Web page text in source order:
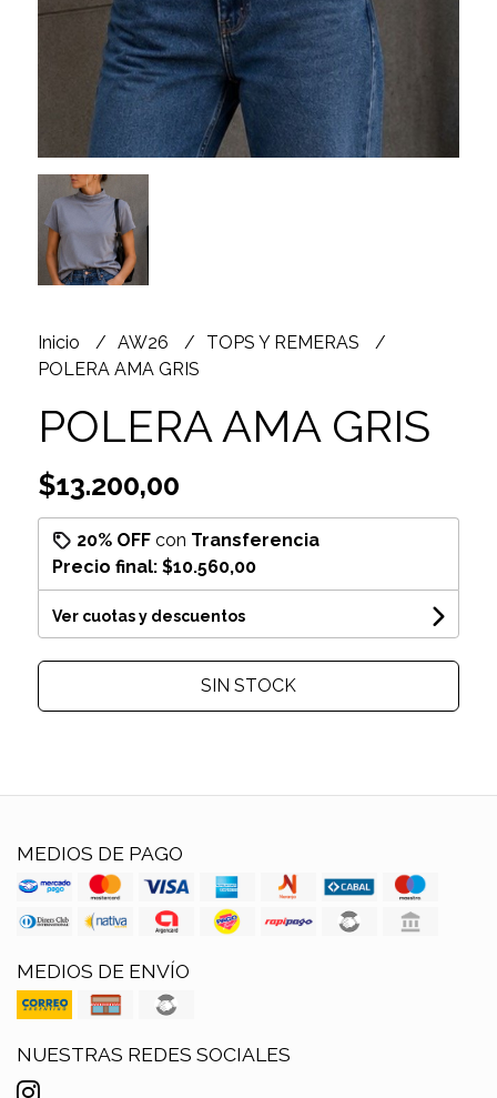
Inicio AW26
TOPS Y REMERAS
POLERA AMA GRIS
POLERA AMA GRIS
$13.200,00
20% OFFcon Transferencia
Precio final: $10.560,00
Ver cuotas y descuentos
SIN STOCK
MEDIOS DE PAGO
MEDIOS DE ENVÍO
NUESTRAS REDES SOCIALES